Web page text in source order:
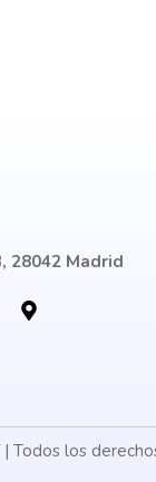
28042 Madrid
Todos los